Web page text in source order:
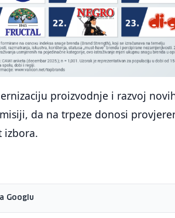
proizvodnje i razvoj
da na trpeze donosi
izbora.
Googlu